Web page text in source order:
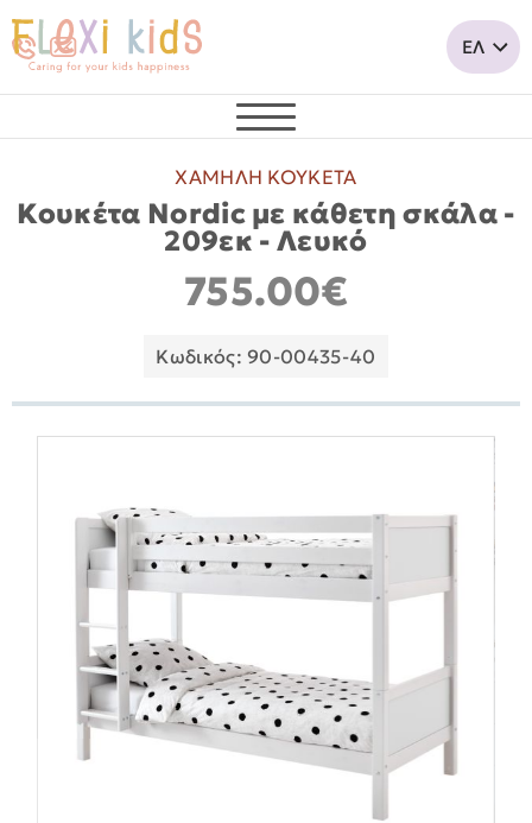
ΧΑΜΗΛΗ ΚΟΥΚΕΤΑ
Κουκέτα Nordic με κάθετη σκάλα -
209εκ - Λευκό
755.00€
Κωδικός: 90-00435-40